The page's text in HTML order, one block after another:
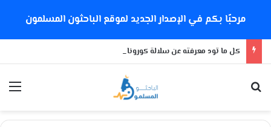
مرحبًا بكم في الإصدار الجديد لموقع الباحثون المسلمون
كل ما تود معرفته عن سلالة كورونا الجديدة